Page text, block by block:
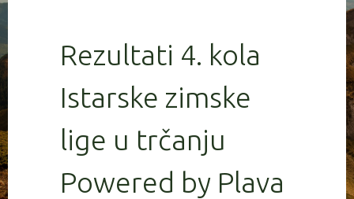
Rezultati 4. kola
Istarske zimske
lige u trčanju
Powered by Plava